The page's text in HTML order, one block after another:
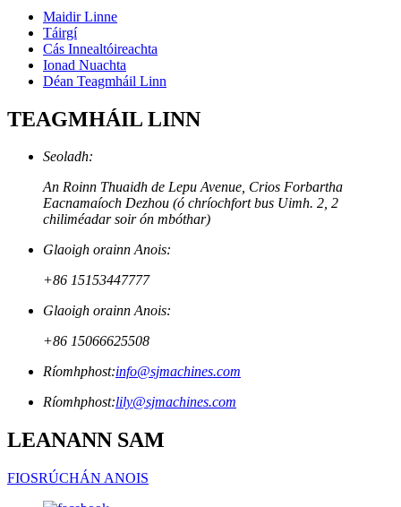
Maidir Linne
Táirgí
Cás Innealtóireachta
Ionad Nuachta
Déan Teagmháil Linn
TEAGMHÁIL LINN
Seoladh:
An Roinn Thuaidh de Lepu Avenue, Crios Forbartha
Eacnamaíoch Dezhou (ó chríochfort bus Uimh. 2, 2
chiliméadar soir ón mbóthar)
Glaoigh orainn Anois:
+86 15153447777
Glaoigh orainn Anois:
+86 15066625508
Ríomhphost:info@sjmachines.com
Ríomhphost:lily@sjmachines.com
LEANANN SAM
FIOSRÚCHÁN ANOIS